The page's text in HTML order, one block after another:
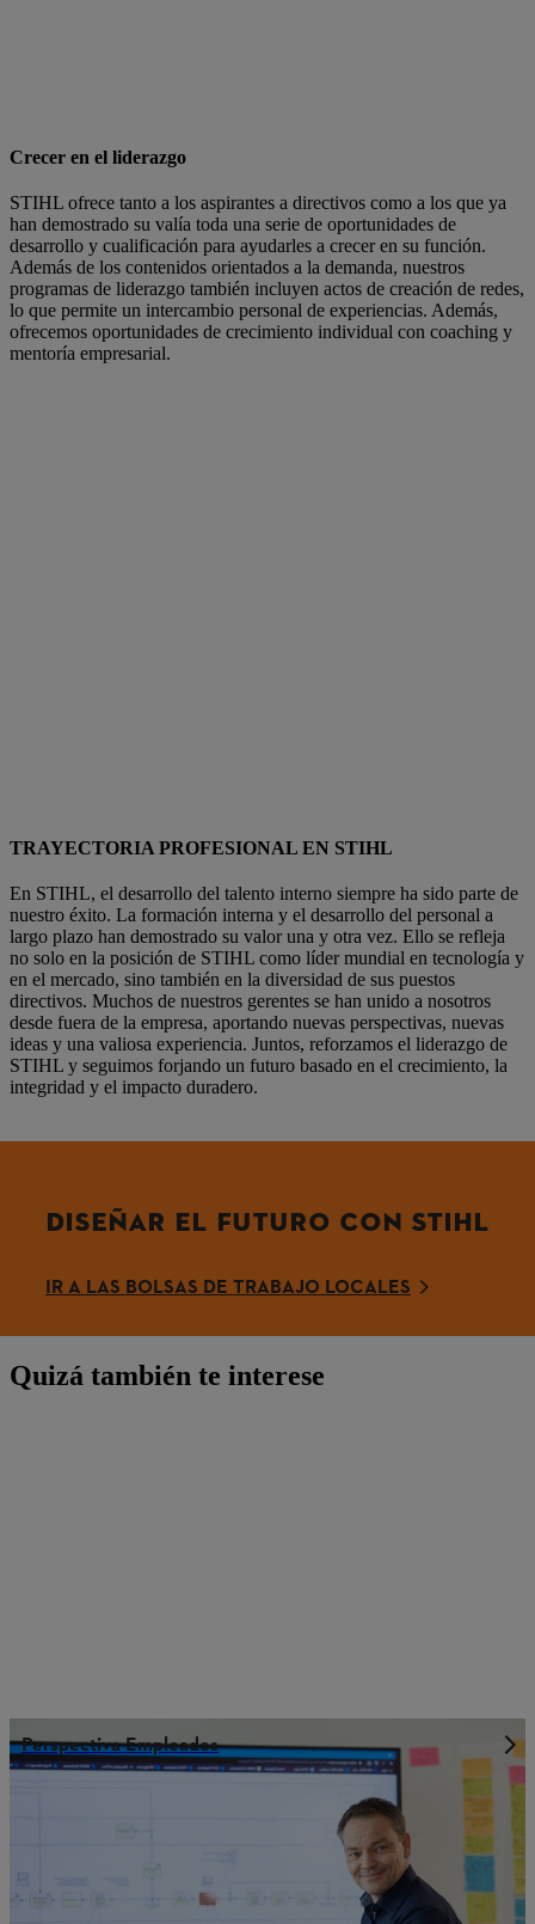
Crecer en el liderazgo
STIHL ofrece tanto a los aspirantes a directivos como a los que ya
han demostrado su valía toda una serie de oportunidades de
desarrollo y cualificación para ayudarles a crecer en su función.
Además de los contenidos orientados a la demanda, nuestros
programas de liderazgo también incluyen actos de creación de redes,
lo que permite un intercambio personal de experiencias. Además,
ofrecemos oportunidades de crecimiento individual con coaching y
mentoría empresarial.
TRAYECTORIA PROFESIONAL EN STIHL
En STIHL, el desarrollo del talento interno siempre ha sido parte de
nuestro éxito. La formación interna y el desarrollo del personal a
largo plazo han demostrado su valor una y otra vez. Ello se refleja
no solo en la posición de STIHL como líder mundial en tecnología y
en el mercado, sino también en la diversidad de sus puestos
directivos. Muchos de nuestros gerentes se han unido a nosotros
desde fuera de la empresa, aportando nuevas perspectivas, nuevas
ideas y una valiosa experiencia. Juntos, reforzamos el liderazgo de
STIHL y seguimos forjando un futuro basado en el crecimiento, la
integridad y el impacto duradero.
DISEÑAR EL FUTURO CON STIHL
IR A LAS BOLSAS DE TRABAJO LOCALES
Quizá también te interese
Perspectiva Empleados